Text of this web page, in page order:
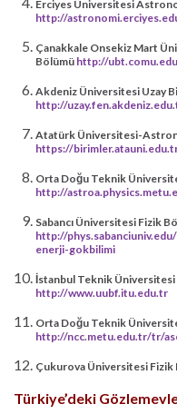
Erciyes Üniversitesi
http://
Çanakkale Onsekiz Mart
Bölümü http://
Akdeniz Üniversitesi Uzay
http://
Atatürk Üniversitesi-
https://
Orta Doğu Teknik
http://
Sabancı Üniversitesi Fizik
http://
enerji-gokbilimi
İstanbul Teknik Üniversitesi
http://www.uubf.itu.edu.tr
Orta Doğu Teknik
http://ncc.metu.edu.tr/tr/
Çukurova Üniversitesi Fizik
Türkiye’deki